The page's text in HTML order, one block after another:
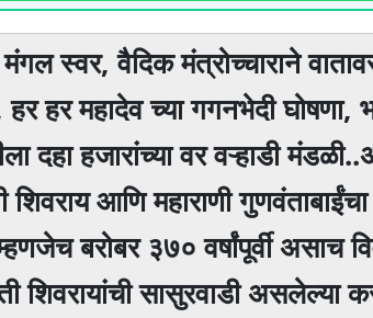
स्वर, वैदिक मंत्रोच्चाराने
हर महादेव च्या गगनभेदी घोषणा,
दहा हजारांच्या वर वऱ्हाडी
आणि महाराणी गुणवंताबाईंचा
बरोबर ३७० वर्षांपूर्वी असाच
शिवरायांची सासुरवाडी